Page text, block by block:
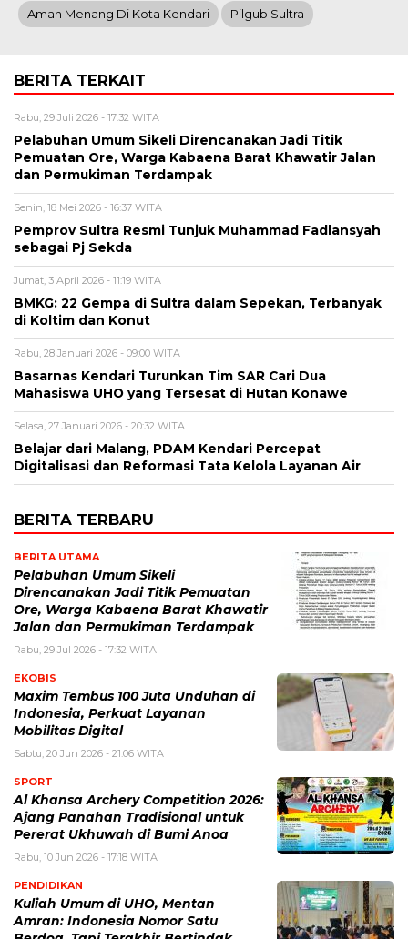
Aman Menang Di Kota Kendari Pilgub Sultra
BERITA TERKAIT
Rabu, 29 Juli 2026 - 17:32 WITA
Pelabuhan Umum Sikeli Direncanakan Jadi Titik
Pemuatan Ore, Warga Kabaena Barat Khawatir Jalan
dan Permukiman Terdampak
Senin, 18 Mei 2026 - 16:37 WITA
Pemprov Sultra Resmi Tunjuk Muhammad Fadlansyah
sebagai Pj Sekda
Jumat, 3 April 2026 - 11:19 WITA
BMKG: 22 Gempa di Sultra dalam Sepekan, Terbanyak
di Koltim dan Konut
Rabu, 28 Januari 2026 - 09:00 WITA
Basarnas Kendari Turunkan Tim SAR Cari Dua
Mahasiswa UHO yang Tersesat di Hutan Konawe
Selasa, 27 Januari 2026 - 20:32 WITA
Belajar dari Malang, PDAM Kendari Percepat
Digitalisasi dan Reformasi Tata Kelola Layanan Air
BERITA TERBARU
BERITA UTAMA
Pelabuhan Umum Sikeli
Direncanakan Jadi Titik Pemuatan
Ore, Warga Kabaena Barat Khawatir
Jalan dan Permukiman Terdampak
Rabu, 29 Jul 2026 - 17:32 WITA
EKOBIS
Maxim Tembus 100 Juta Unduhan di
Indonesia, Perkuat Layanan
Mobilitas Digital
Sabtu, 20 Jun 2026 - 21:06 WITA
SPORT
Al Khansa Archery Competition 2026:
Ajang Panahan Tradisional untuk
Pererat Ukhuwah di Bumi Anoa
Rabu, 10 Jun 2026 - 17:18 WITA
PENDIDIKAN
Kuliah Umum di UHO, Mentan
Amran: Indonesia Nomor Satu